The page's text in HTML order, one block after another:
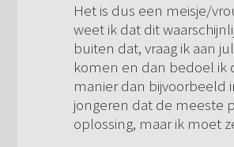
Het is dus een meisje/
weet ik dat dit
buiten dat, vraag ik aan
komen en dan bedoel ik
manier dan bijvoorbeeld
jongeren dat de meeste
oplossing, maar ik moet